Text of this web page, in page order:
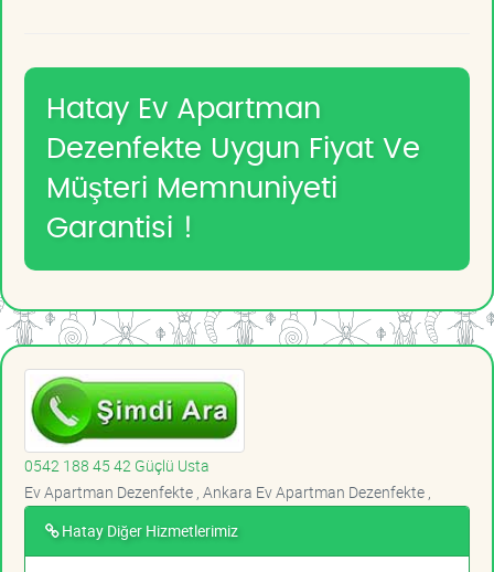
Hatay Ev Apartman
Dezenfekte Uygun Fiyat Ve
Müşteri Memnuniyeti
Garantisi !
0542 188 45 42 Güçlü Usta
Ev Apartman Dezenfekte , Ankara Ev Apartman Dezenfekte ,
Hatay Diğer Hizmetlerimiz